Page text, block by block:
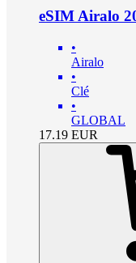
eSIM Airalo
•
Airalo
•
Clé
•
GLOBAL
17.19 EUR